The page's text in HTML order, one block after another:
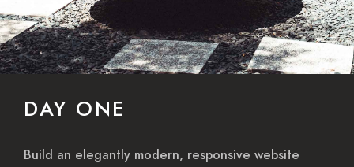
DAY ONE
Build an elegantly modern, responsive website